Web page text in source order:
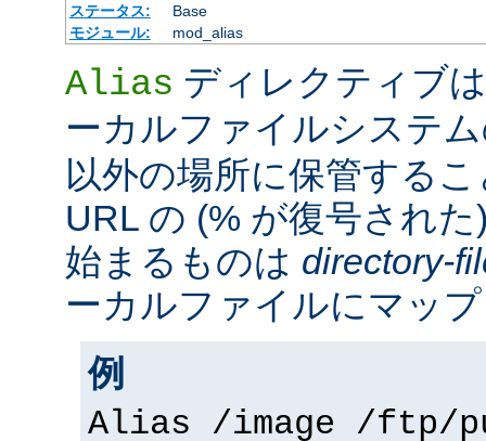
ステータス:
Base
モジュール:
mod_alias
Alias ディレクティブ
ーカルファイルシステ
以外の場所に保管する
URL の (% が復号され
始まるものは directory-
ーカルファイルにマッ
例
Alias /image /ftp/